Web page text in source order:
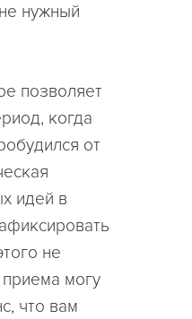
нужный
позволяет
когда
от
идей в
не
могу
что вам